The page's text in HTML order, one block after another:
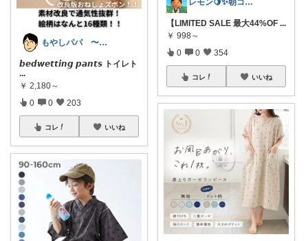
もやしパパ 〜育児・生活・雑貨〜
𝙗𝙚𝙙𝙬𝙚𝙩𝙩𝙞𝙣𝙜 𝙥𝙖𝙣𝙩𝙨 トイレト
...
￥ 2,180～
0 0 203
コレ いいね
【LIMITED SALE 最大44%OF ...
￥ 998～
0 0 354
コレ いいね